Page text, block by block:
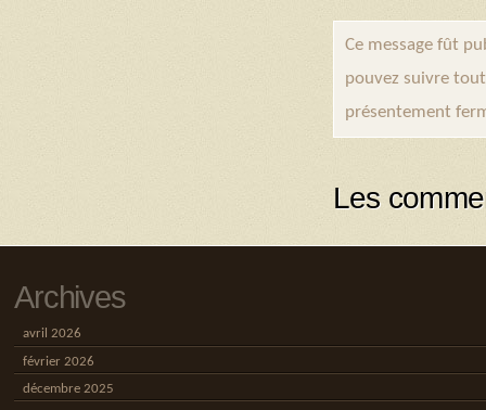
Ce message fût
pouvez suivre
présentement
Les
Archives
avril 2026
février 2026
décembre 2025